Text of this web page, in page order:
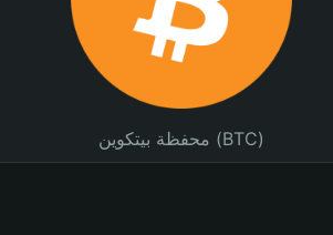
محفظة بيتكوين (BTC)